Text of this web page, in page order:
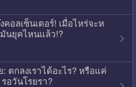
คอลเซ็นเตอร์! เมื่อไหร่จะห
นยุคไหนแล้ว!?
: ตกลงเราได้อะไร? หรือแค่
อวันโรยรา?